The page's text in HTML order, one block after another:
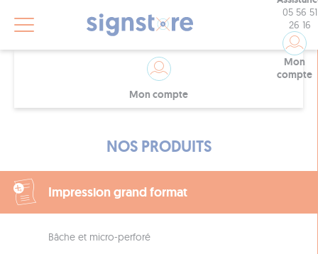
05 56 51
26 16
Mon
compte
Mon compte
NOS PRODUITS
Impression grand format
Bâche et micro-perforé